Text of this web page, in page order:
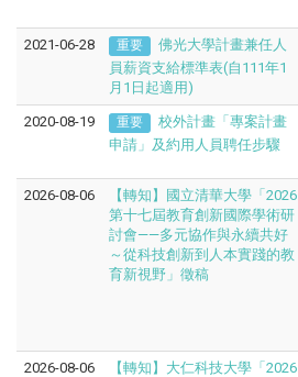
2021-06-28 重要
佛光大學計畫兼任人
員薪資支給標準表(自111年1
月1日起適用)
2020-08-19 重要
校外計畫「專案計畫
申請」及約用人員聘任步驟
2026-08-06
【轉知】國立清華大學「2026
第十七屆教育創新國際學術研
討會——多元協作與永續共好
～從科技創新到人本實踐的教
育新視野」徵稿
2026-08-06
【轉知】大仁科技大學「2026